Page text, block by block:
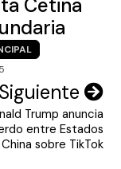
Cetina
Siguiente
Trump anuncia
entre Estados
sobre TikTok